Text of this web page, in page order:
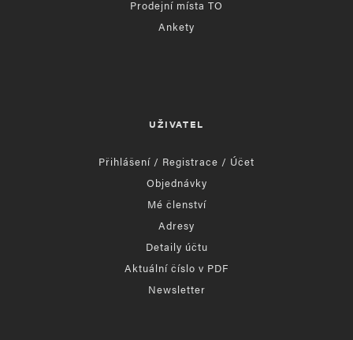
Prodejní místa TO
Ankety
UŽIVATEL
Přihlášení / Registrace / Účet
Objednávky
Mé členství
Adresy
Detaily účtu
Aktuální číslo v PDF
Newsletter